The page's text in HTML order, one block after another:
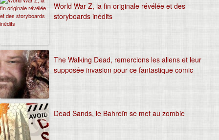
World War Z, la fin originale révélée et des
storyboards inédits
The Walking Dead, remercions les aliens et leur
supposée invasion pour ce fantastique comic
Dead Sands, le Bahreïn se met au zombie